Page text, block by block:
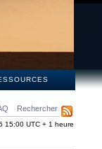
Rechercher
15:00 UTC + 1 heure